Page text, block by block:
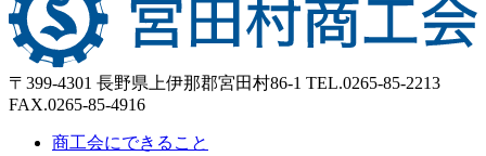
〒399-4301 長野県上伊那郡宮田村86-1 TEL.0265-85-2213
FAX.0265-85-4916
商工会にできること